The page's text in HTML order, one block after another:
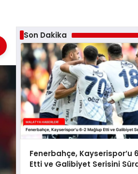
Son Dakika
Fenerbahçe, Kayserispor’u
Etti ve Galibiyet Serisini